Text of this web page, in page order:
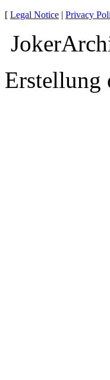
[ Legal Notice | Privacy
Erstellung